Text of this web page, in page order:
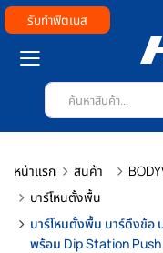
รับทำฟิตเนส
หน้าแรก สินค้า
บาร์โหนตั้งพื้น
บาร์โหนตั้งพื้น บาร์ดึงข้อ
พร้อม Dip Station